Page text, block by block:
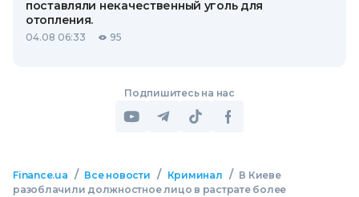
поставляли некачественный уголь для
отопления.
04.08 06:33 95
Подпишитесь на нас
Finance.ua / Все новости / Криминал / В Киеве
разоблачили должностное лицо в растрате более